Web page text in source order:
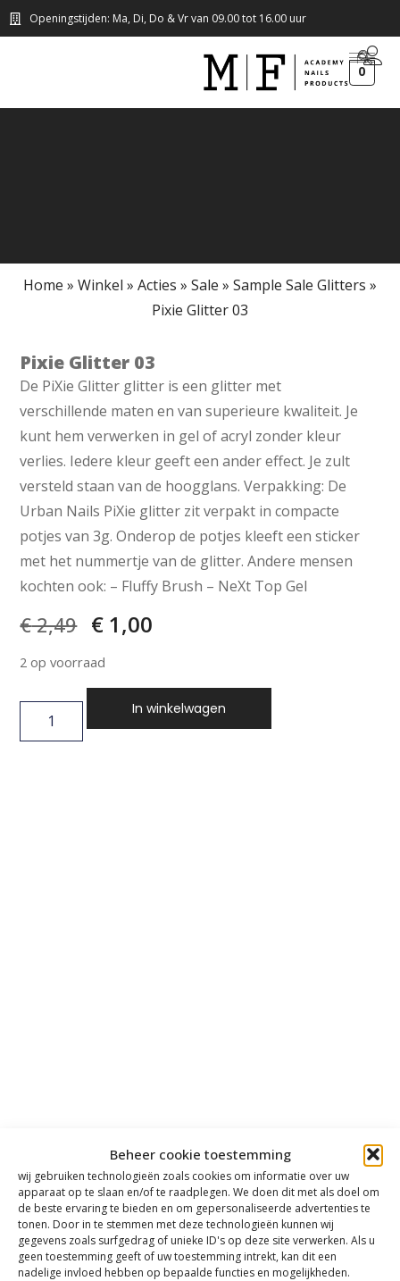
Beheer cookie toestemming
wij gebruiken technologieën zoals cookies om informatie over uw
apparaat op te slaan en/of te raadplegen. We doen dit met als doel om
de beste ervaring te bieden en om gepersonaliseerde advertenties te
tonen. Door in te stemmen met deze technologieën kunnen wij
gegevens zoals surfgedrag of unieke ID's op deze site verwerken. Als u
geen toestemming geeft of uw toestemming intrekt, kan dit een
nadelige invloed hebben op bepaalde functies en mogelijkheden.
Openingstijden: Ma, Di, Do & Vr van 09.00 tot 16.00 uur
0
Home » Winkel » Acties » Sale » Sample Sale Glitters »
Pixie Glitter 03
Pixie Glitter 03
De PiXie Glitter glitter is een glitter met
verschillende maten en van superieure kwaliteit. Je
kunt hem verwerken in gel of acryl zonder kleur
verlies. Iedere kleur geeft een ander effect. Je zult
versteld staan van de hoogglans. Verpakking: De
Urban Nails PiXie glitter zit verpakt in compacte
potjes van 3g. Onderop de potjes kleeft een sticker
met het nummertje van de glitter. Andere mensen
kochten ook: – Fluffy Brush – NeXt Top Gel
€2,49 € 1,00
2 op voorraad
In winkelwagen
Contact